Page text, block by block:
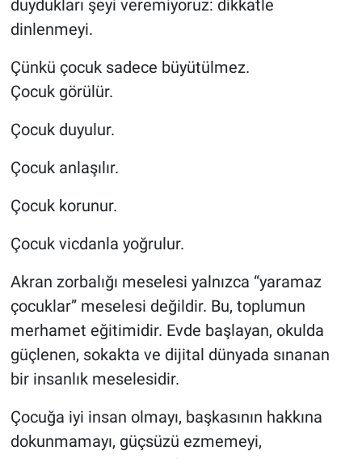
duydukları şeyi veremiyoruz: dikkatle
dinlenmeyi.
Çünkü çocuk sadece büyütülmez.
Çocuk görülür.
Çocuk duyulur.
Çocuk anlaşılır.
Çocuk korunur.
Çocuk vicdanla yoğrulur.
Akran zorbalığı meselesi yalnızca “yaramaz
çocuklar” meselesi değildir. Bu, toplumun
merhamet eğitimidir. Evde başlayan, okulda
güçlenen, sokakta ve dijital dünyada sınanan
bir insanlık meselesidir.
Çocuğa iyi insan olmayı, başkasının hakkına
dokunmamayı, güçsüzü ezmemeyi,